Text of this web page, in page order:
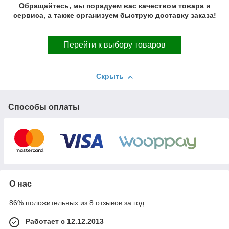
Обращайтесь, мы порадуем вас качеством товара и
сервиса, а также организуем быструю доставку заказа!
Перейти к выбору товаров
Скрыть
Способы оплаты
О нас
86% положительных из 8 отзывов за год
Работает с 12.12.2013